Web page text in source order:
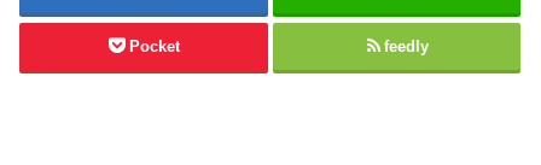
Pocket feedly